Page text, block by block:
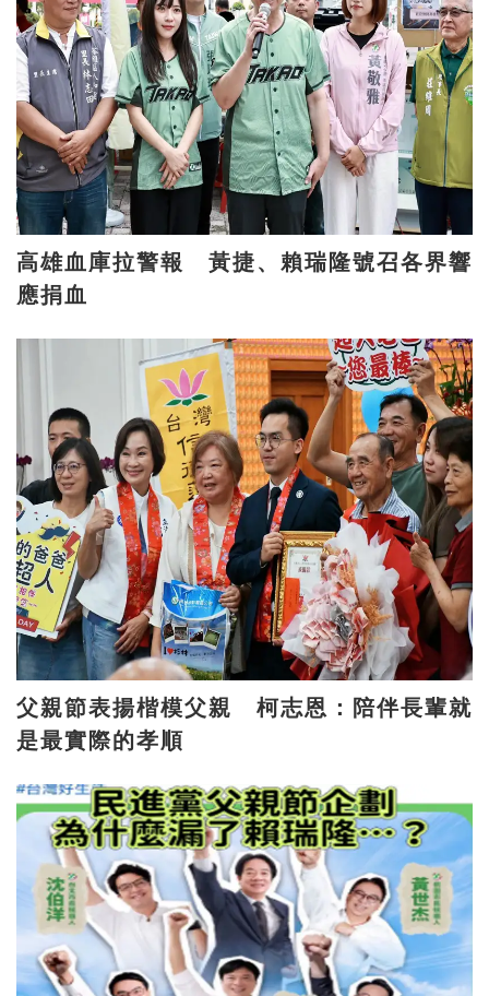
高雄血庫拉警報 黃捷、賴瑞隆號召各界響
應捐血
父親節表揚楷模父親 柯志恩：陪伴長輩就
是最實際的孝順